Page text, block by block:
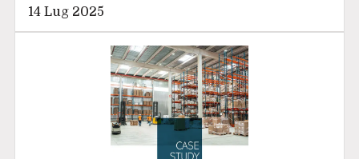
14 Lug 2025